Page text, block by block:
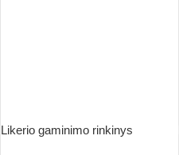
Likerio gaminimo rinkinys